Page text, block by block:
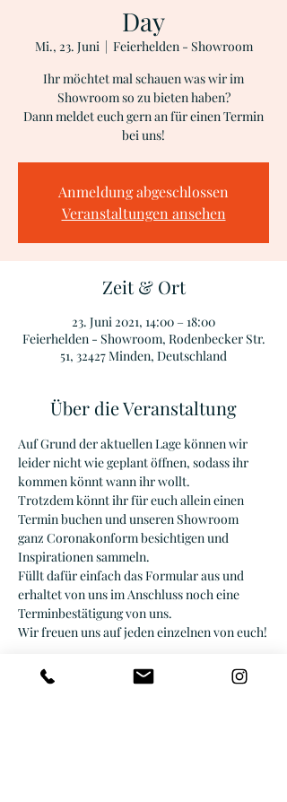
Day
Mi., 23. Juni
  |
Feierhelden - Showroom
Ihr möchtet mal schauen was wir im
Showroom so zu bieten haben?
Dann meldet euch gern an für einen Termin
bei uns!
Anmeldung abgeschlossen
Veranstaltungen ansehen
Zeit & Ort
23. Juni 2021, 14:00 – 18:00
Feierhelden - Showroom, Rodenbecker Str.
51, 32427 Minden, Deutschland
Über die Veranstaltung
Auf Grund der aktuellen Lage können wir
leider nicht wie geplant öffnen, sodass ihr
kommen könnt wann ihr wollt.
Trotzdem könnt ihr für euch allein einen
Termin buchen und unseren Showroom
ganz Coronakonform besichtigen und
Inspirationen sammeln.
Füllt dafür einfach das Formular aus und
erhaltet von uns im Anschluss noch eine
Terminbestätigung von uns.
Wir freuen uns auf jeden einzelnen von euch!